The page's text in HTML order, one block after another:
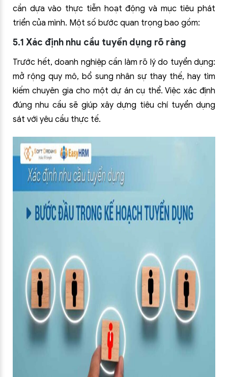
cần dựa vào thực tiễn hoạt động và mục tiêu phát
triển của mình. Một số bước quan trọng bao gồm:
5.1 Xác định nhu cầu tuyển dụng rõ ràng
Trước hết, doanh nghiệp cần làm rõ lý do tuyển dụng:
mở rộng quy mô, bổ sung nhân sự thay thế, hay tìm
kiếm chuyên gia cho một dự án cụ thể. Việc xác định
đúng nhu cầu sẽ giúp xây dựng tiêu chí tuyển dụng
sát với yêu cầu thực tế.